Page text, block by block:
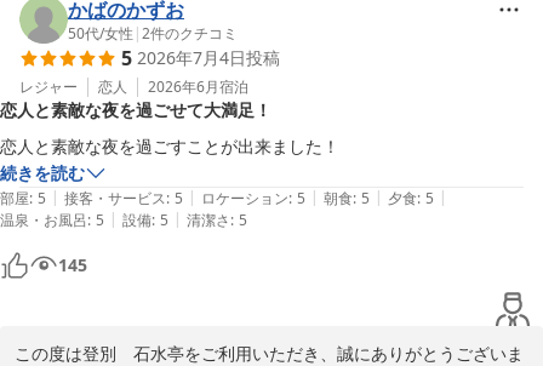
く存じます。
北海道ならではの食材を活かしたメニューは、多くのお客様からご
好評をいただいております。
当施設の温泉で日頃の疲れを癒やしていただけましたら幸いです。
また季節を変えて、ぜひ登別へお越しくださいませ。
お客様のまたのお越しを心よりお待ちしております。
登別石水亭
登別 石水亭
かばのかずお
50代/女性 |2件のクチコミ
5 2026年7月4日投稿
レジャー 恋人 2026年6月宿泊
恋人と素敵な夜を過ごせて大満足！
恋人と素敵な夜を過ごすことが出来ました！
続きを読む
部屋: 5 | 接客・サービス: 5 | ロケーション: 5 | 朝食: 5 | 夕食: 5 |
温泉・お風呂: 5 | 設備: 5 | 清潔さ: 5
145
この度は登別　石水亭をご利用いただき、誠にありがとうございま